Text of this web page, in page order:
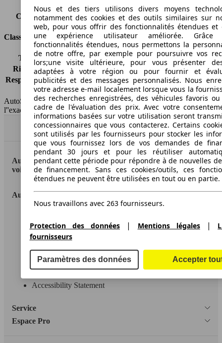
Classe d'émissions
Euro 6d-TEMP
Capacité du réservoir
42 l
Classes d'assurance
Tous risques
-
Risques partiels
Responsabilité civile -
HSN/TSN
n.c./n.c.
AutoScout24 France SAS décline toute responsabilité concernant
l''exactitude des indications fournies.
Haut
AutoScout24: la plus grande plateforme en ligne de
voitures en Europe
AutoScout24
Conditions d'utilisation
Informations légales
Protection des données
Accessibility Statement
Service
Espace Pro
Nous et des tiers utilisons divers moyens
notamment des cookies et des outils similaires sur
web, pour vous offrir des fonctionnalités étendues et
une expérience utilisateur améliorée.
fonctionnalités étendues, nous permettons la
de notre offre, par exemple pour poursuivre vos
lors;une visite ultérieure, pour vous présenter
adaptées à votre région ou pour fournir et
publicités et des messages personnalisés. Nous
votre adresse e-mail localement lorsque vous la
des recherches enregistrées, des véhicules favoris
cadre de l'évaluation des prix. Avec votre
informations basées sur votre utilisation seront
concessionnaires que vous contacterez. Certains
sont utilisés par les fournisseurs pour stocker les
que vous fournissez lors de vos demandes de
pendant 30 jours et pour les réutiliser
pendant cette période pour répondre à de nouvelles
de financement. Sans ces cookies/outils, ces
étendues ne peuvent être utilisées en tout ou en partie.
Nous travaillons avec 263 fournisseurs.
Protection des données | Mentions légales|
fournisseurs
Paramètres des données Accepter